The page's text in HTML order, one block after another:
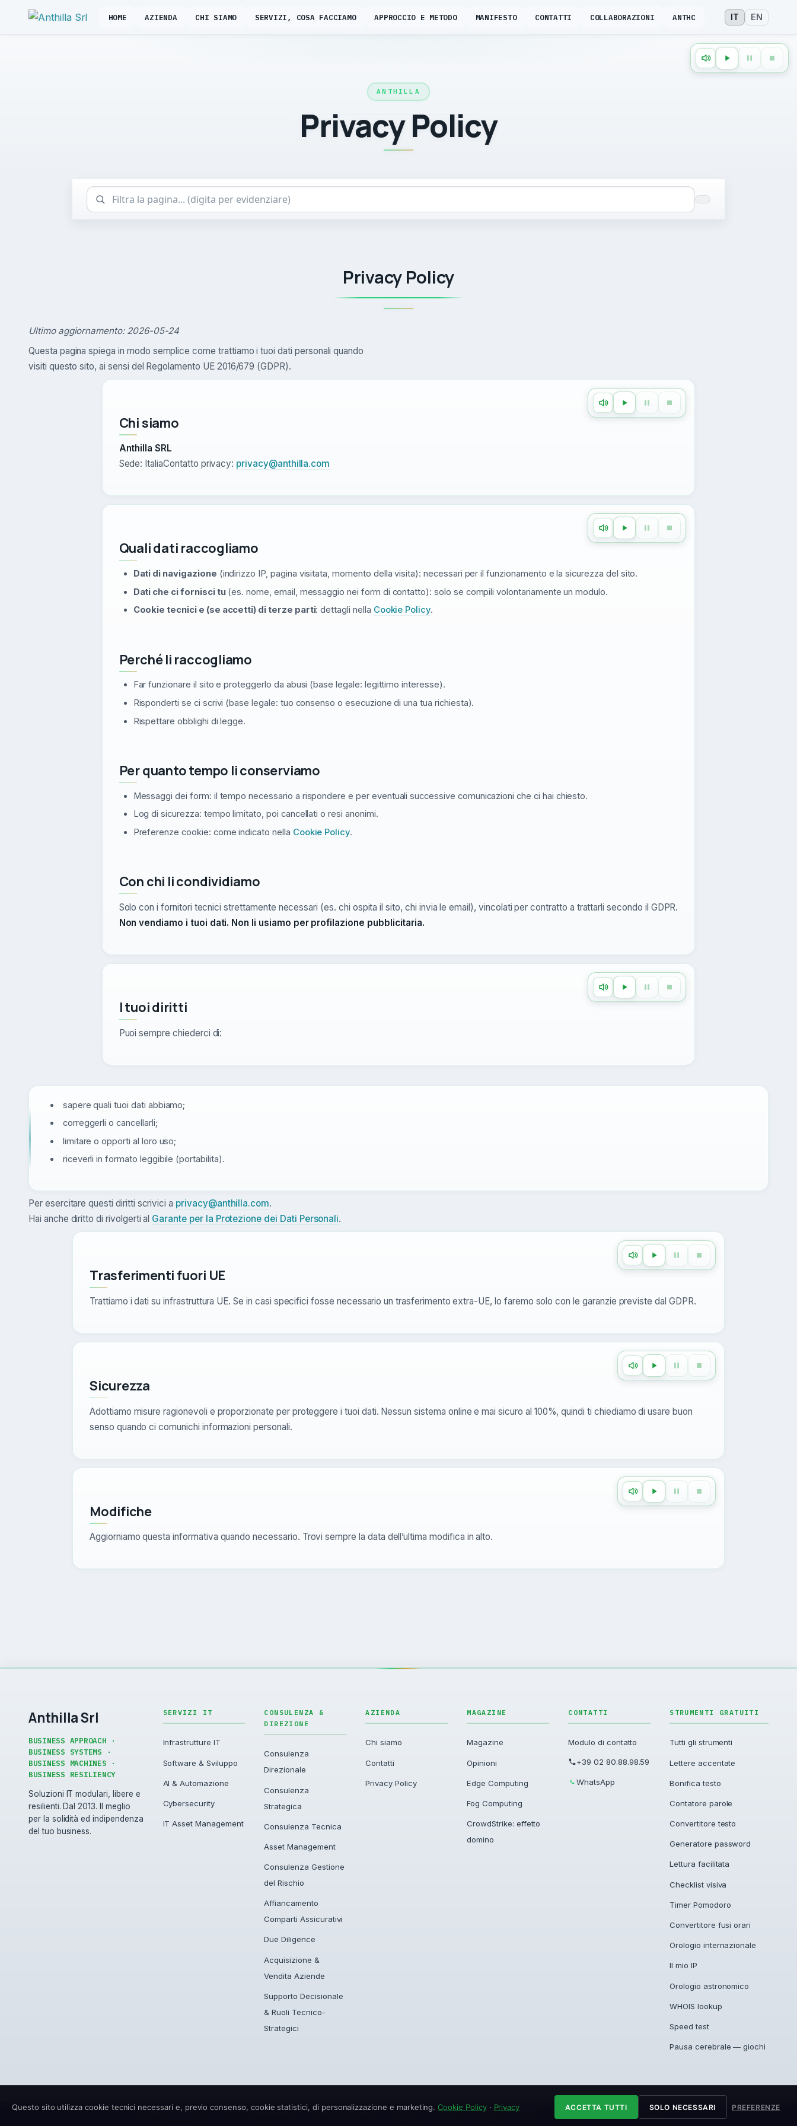
HOME AZIENDA CHI SIAMO SERVIZI, COSA FACCIAMO APPROCCIO E METODO MANIFESTO CONTATTI COLLABORAZIONI ANTHC IT EN
ANTHILLA
Privacy Policy
Privacy Policy
Ultimo aggiornamento: 2026-05-24
Questa pagina spiega in modo semplice come trattiamo i tuoi dati personali quando
visiti questo sito, ai sensi del Regolamento UE 2016/679 (GDPR).
Chi siamo
Anthilla SRL
Sede: ItaliaContatto privacy: privacy@anthilla.com
Quali dati raccogliamo
Dati di navigazione (indirizzo IP, pagina visitata, momento della visita): necessari per il funzionamento e la sicurezza del sito.
Dati che ci fornisci tu(es. nome, email, messaggio nei form di contatto): solo se compili volontariamente un modulo.
Cookie tecnici e (se accetti) di terze parti: dettagli nella Cookie Policy.
Perché li raccogliamo
Far funzionare il sito e proteggerlo da abusi (base legale: legittimo interesse).
Risponderti se ci scrivi (base legale: tuo consenso o esecuzione di una tua richiesta).
Rispettare obblighi di legge.
Per quanto tempo li conserviamo
Messaggi dei form: il tempo necessario a rispondere e per eventuali successive comunicazioni che ci hai chiesto.
Log di sicurezza: tempo limitato, poi cancellati o resi anonimi.
Preferenze cookie: come indicato nella Cookie Policy.
Con chi li condividiamo
Solo con i fornitori tecnici strettamente necessari (es. chi ospita il sito, chi invia le email), vincolati per contratto a trattarli secondo il GDPR.
Non vendiamo i tuoi dati. Non li usiamo per profilazione pubblicitaria.
I tuoi diritti
Puoi sempre chiederci di:
sapere quali tuoi dati abbiamo;
correggerli o cancellarli;
limitare o opporti al loro uso;
riceverli in formato leggibile (portabilita).
Per esercitare questi diritti scrivici a privacy@anthilla.com.
Hai anche diritto di rivolgerti al Garante per la Protezione dei Dati Personali.
Trasferimenti fuori UE
Trattiamo i dati su infrastruttura UE. Se in casi specifici fosse necessario un trasferimento extra-UE, lo faremo solo con le garanzie previste dal GDPR.
Sicurezza
Adottiamo misure ragionevoli e proporzionate per proteggere i tuoi dati. Nessun sistema online e mai sicuro al 100%, quindi ti chiediamo di usare buon
senso quando ci comunichi informazioni personali.
Modifiche
Aggiorniamo questa informativa quando necessario. Trovi sempre la data dell’ultima modifica in alto.
Anthilla Srl
BUSINESS APPROACH ·
BUSINESS SYSTEMS ·
BUSINESS MACHINES ·
BUSINESS RESILIENCY
Soluzioni IT modulari, libere e
resilienti. Dal 2013. Il meglio
per la solidità ed indipendenza
del tuo business.
SERVIZI IT
Infrastrutture IT
Software & Sviluppo
AI & Automazione
Cybersecurity
IT Asset Management
CONSULENZA &
DIREZIONE
Consulenza
Direzionale
Consulenza
Strategica
Consulenza Tecnica
Asset Management
Consulenza Gestione
del Rischio
Affiancamento
Comparti Assicurativi
Due Diligence
Acquisizione &
Vendita Aziende
Supporto Decisionale
& Ruoli Tecnico-
Strategici
AZIENDA
Chi siamo
Contatti
Privacy Policy
MAGAZINE
Magazine
Opinioni
Edge Computing
Fog Computing
CrowdStrike: effetto
domino
CONTATTI
Modulo di contatto
+39 02 80.88.98.59
WhatsApp
STRUMENTI GRATUITI
Tutti gli strumenti
Lettere accentate
Bonifica testo
Contatore parole
Convertitore testo
Generatore password
Lettura facilitata
Checklist visiva
Timer Pomodoro
Convertitore fusi orari
Orologio internazionale
Il mio IP
Orologio astronomico
WHOIS lookup
Speed test
Pausa cerebrale — giochi
Questo sito utilizza cookie tecnici necessari e, previo consenso, cookie statistici, di personalizzazione e marketing.Cookie Policy· Privacy ACCETTA TUTTI SOLO NECESSARI
PREFERENZE
Termini Contatti